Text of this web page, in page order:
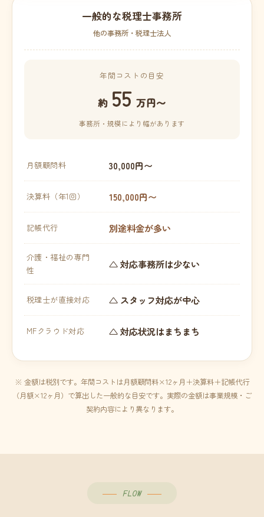
一般的な税理士事務所
他の事務所・税理士法人
年間コストの目安
約 55 万円〜
事務所・規模により幅があります
月額顧問料 30,000円〜
決算料（年1回） 150,000円〜
記帳代行 別途料金が多い
介護・福祉の専門
性
△ 対応事務所は少ない
税理士が直接対応 △ スタッフ対応が中心
MFクラウド対応 △ 対応状況はまちまち
※ 金額は税別です。年間コストは月額顧問料×12ヶ月＋決算料＋記帳代行
（月額×12ヶ月）で算出した一般的な目安です。実際の金額は事業規模・ご
契約内容により異なります。
FLOW